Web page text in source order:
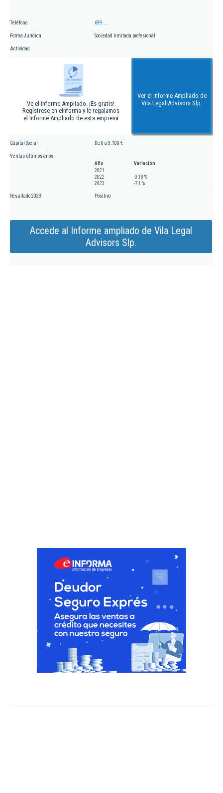
Teléfono 699.....
Forma Jurídica Sociedad limitada profesional
Actividad
Ve el Informe Ampliado. ¡Es gratis!
Regístrese en eInforma y le regalamos
el Informe Ampliado de esta empresa
Ver el Informe Ampliado de
Vila Legal Advisors Slp.
Capital Social De 0 a 3.100 €
Ventas últimos años
Año
Variación
2021
2022
-0,13 %
2023
-7,1 %
Resultado 2023 Positivo
Accede al Informe ampliado de Vila Legal
Advisors Slp.